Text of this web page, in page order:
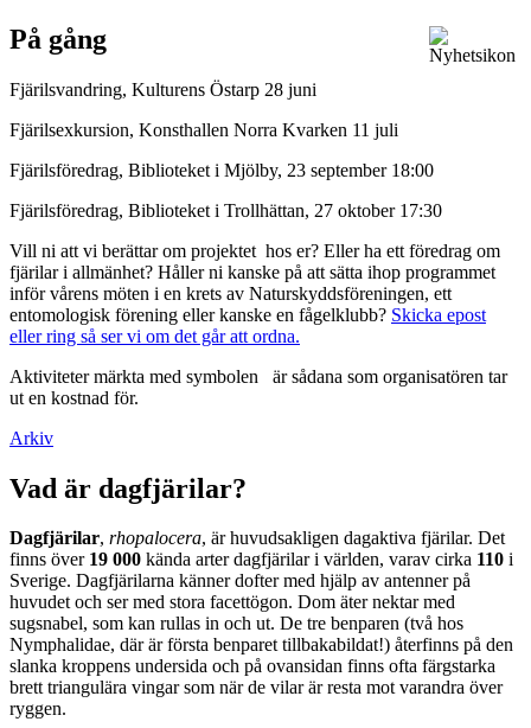
På gång
Fjärilsvandring, Kulturens Östarp 28 juni
Fjärilsexkursion, Konsthallen Norra Kvarken 11 juli
Fjärilsföredrag, Biblioteket i Mjölby, 23 september 18:00
Fjärilsföredrag, Biblioteket i Trollhättan, 27 oktober 17:30
Vill ni att vi berättar om projektet hos er? Eller ha ett föredrag om
fjärilar i allmänhet? Håller ni kanske på att sätta ihop programmet
inför vårens möten i en krets av Naturskyddsföreningen, ett
entomologisk förening eller kanske en fågelklubb? Skicka epost
eller ring så ser vi om det går att ordna.
Aktiviteter märkta med symbolen
är sådana som organisatören tar
ut en kostnad för.
Arkiv
Vad är dagfjärilar?
Dagfjärilar, rhopalocera, är huvudsakligen dagaktiva fjärilar. Det
finns över 19 000 kända arter dagfjärilar i världen, varav cirka 110 i
Sverige. Dagfjärilarna känner dofter med hjälp av antenner på
huvudet och ser med stora facettögon. Dom äter nektar med
sugsnabel, som kan rullas in och ut. De tre benparen (två hos
Nymphalidae, där är första benparet tillbakabildat!) återfinns på den
slanka kroppens undersida och på ovansidan finns ofta färgstarka
brett triangulära vingar som när de vilar är resta mot varandra över
ryggen.